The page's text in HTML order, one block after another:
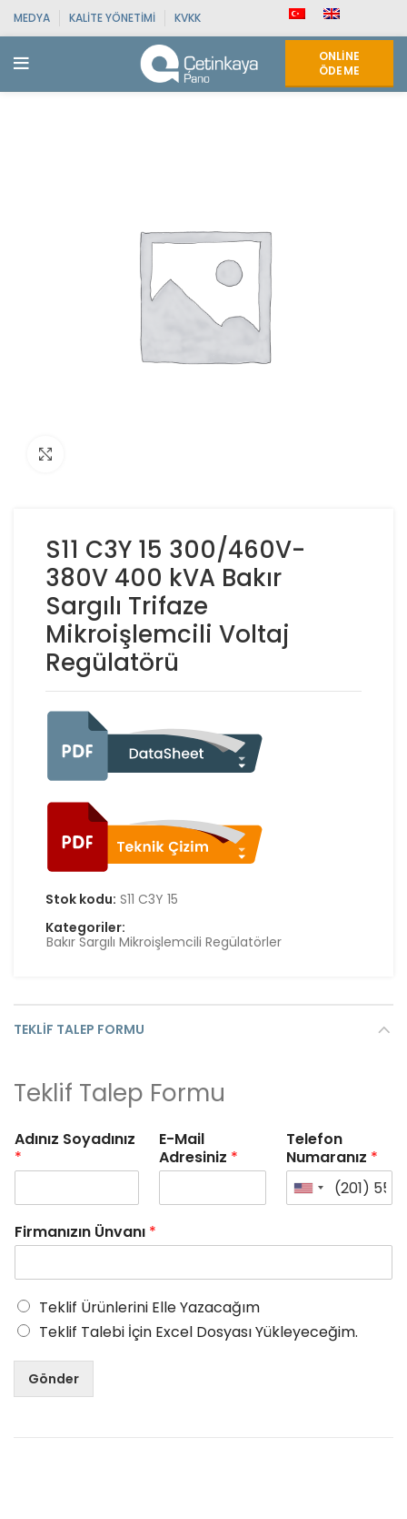
MEDYA KALITE YÖNETIMI KVKK
ONLINE
ÖDEME
S11 C3Y 15 300/460V-
380V 400 kVA Bakır
Sargılı Trifaze
Mikroişlemcili Voltaj
Regülatörü
Stok kodu: S11 C3Y 15
Kategoriler:
Bakır Sargılı Mikroişlemcili Regülatörler
TEKLIF TALEP FORMU
Teklif Talep Formu
Adınız Soyadınız
*
E-Mail
Adresiniz *
Telefon
Numaranız *
Firmanızın Ünvanı *
Teklif Ürünlerini Elle Yazacağım
Teklif Talebi İçin Excel Dosyası Yükleyeceğim.
Gönder